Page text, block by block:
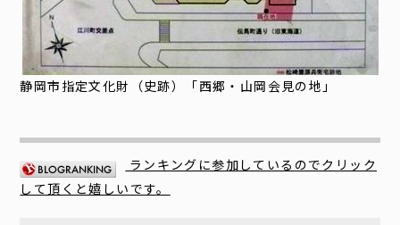
静岡市指定文化財（史跡）「西郷・山岡会見の地」
ランキングに参加しているのでクリック
して頂くと嬉しいです。